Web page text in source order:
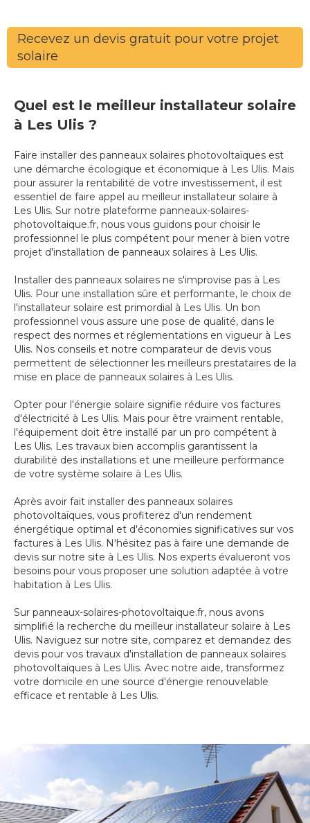
Recevez un devis gratuit pour votre projet
solaire
Quel est le meilleur installateur solaire
à Les Ulis ?
Faire installer des panneaux solaires photovoltaïques est
une démarche écologique et économique à Les Ulis. Mais
pour assurer la rentabilité de votre investissement, il est
essentiel de faire appel au meilleur installateur solaire à
Les Ulis. Sur notre plateforme panneaux-solaires-
photovoltaique.fr, nous vous guidons pour choisir le
professionnel le plus compétent pour mener à bien votre
projet d'installation de panneaux solaires à Les Ulis.
Installer des panneaux solaires ne s'improvise pas à Les
Ulis. Pour une installation sûre et performante, le choix de
l'installateur solaire est primordial à Les Ulis. Un bon
professionnel vous assure une pose de qualité, dans le
respect des normes et réglementations en vigueur à Les
Ulis. Nos conseils et notre comparateur de devis vous
permettent de sélectionner les meilleurs prestataires de la
mise en place de panneaux solaires à Les Ulis.
Opter pour l'énergie solaire signifie réduire vos factures
d'électricité à Les Ulis. Mais pour être vraiment rentable,
l'équipement doit être installé par un pro compétent à
Les Ulis. Les travaux bien accomplis garantissent la
durabilité des installations et une meilleure performance
de votre système solaire à Les Ulis.
Après avoir fait installer des panneaux solaires
photovoltaïques, vous profiterez d'un rendement
énergétique optimal et d'économies significatives sur vos
factures à Les Ulis. N'hésitez pas à faire une demande de
devis sur notre site à Les Ulis. Nos experts évalueront vos
besoins pour vous proposer une solution adaptée à votre
habitation à Les Ulis.
Sur panneaux-solaires-photovoltaique.fr, nous avons
simplifié la recherche du meilleur installateur solaire à Les
Ulis. Naviguez sur notre site, comparez et demandez des
devis pour vos travaux d'installation de panneaux solaires
photovoltaïques à Les Ulis. Avec notre aide, transformez
votre domicile en une source d'énergie renouvelable
efficace et rentable à Les Ulis.